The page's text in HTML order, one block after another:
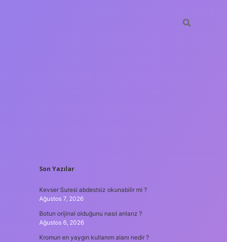
SIDEBAR
Son Yazılar
Kevser Suresi abdestsiz okunabilir mi ?
Ağustos 7, 2026
Botun orijinal olduğunu nasıl anlarız ?
Ağustos 6, 2026
Kromun en yaygın kullanım alanı nedir ?
hiltonbet güncel giriş